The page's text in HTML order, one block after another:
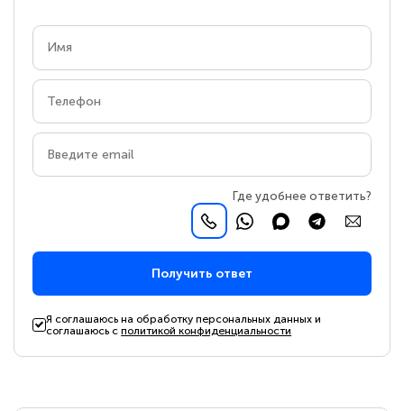
Где удобнее ответить?
Получить ответ
Я соглашаюсь на обработку персональных данных и
соглашаюсь сполитикой конфиденциальности